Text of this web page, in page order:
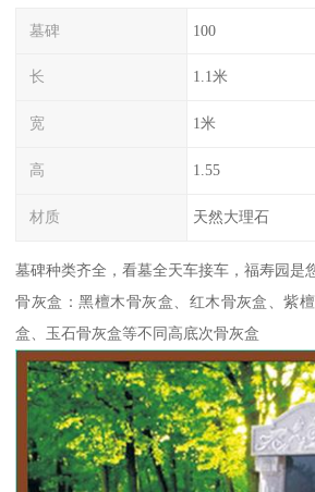
墓碑 100
长 1.1米
宽 1米
高 1.55
材质 天然大理石
墓碑种类齐全，看墓全天车接车，福寿园是
骨灰盒：黑檀木骨灰盒、红木骨灰盒、紫
盒、玉石骨灰盒等不同高底次骨灰盒